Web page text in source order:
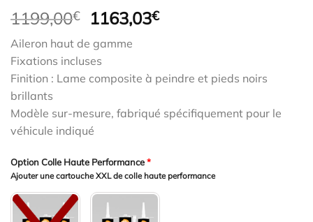
1199,00€
Le
initial
était :
1199,00€.
1163,03€Le
1163,03€.
Aileron haut de gamme
Fixations incluses
Finition : Lame composite à peindre et pieds noirs
brillants
Modèle sur-mesure, fabriqué spécifiquement pour le
véhicule indiqué
Option Colle Haute Performance*
Ajouter une cartouche XXL de colle haute performance